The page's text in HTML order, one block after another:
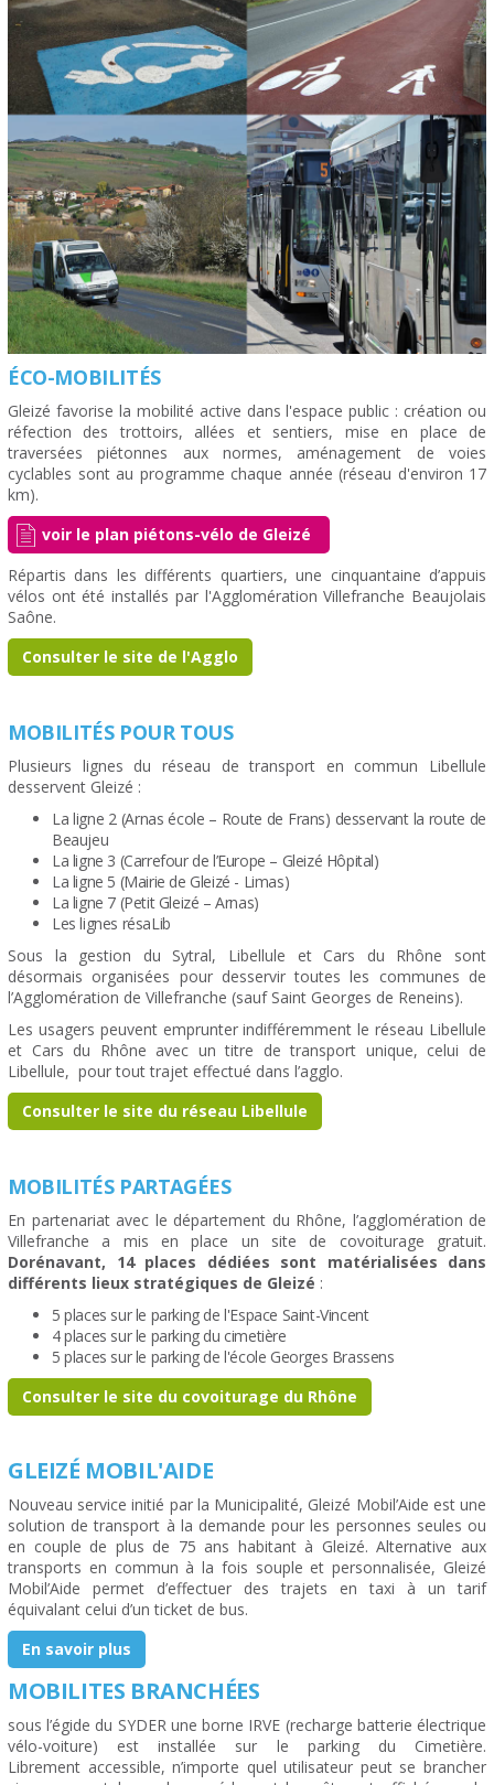
ÉCO-MOBILITÉS
Gleizé favorise la mobilité active dans l'espace public : création ou
réfection des trottoirs, allées et sentiers, mise en place de
traversées piétonnes aux normes, aménagement de voies
cyclables sont au programme chaque année (réseau d'environ 17
km).
voir le plan piétons-vélo de Gleizé
Répartis dans les différents quartiers, une cinquantaine d’appuis
vélos ont été installés par l'Agglomération Villefranche Beaujolais
Saône.
Consulter le site de l'Agglo
MOBILITÉS POUR TOUS
Plusieurs lignes du réseau de transport en commun Libellule
desservent Gleizé :
La ligne 2 (Arnas école – Route de Frans) desservant la route de
Beaujeu
La ligne 3 (Carrefour de l’Europe – Gleizé Hôpital)
La ligne 5 (Mairie de Gleizé - Limas)
La ligne 7 (Petit Gleizé – Arnas)
Les lignes résaLib
Sous la gestion du Sytral, Libellule et Cars du Rhône sont
désormais organisées pour desservir toutes les communes de
l’Agglomération de Villefranche (sauf Saint Georges de Reneins).
Les usagers peuvent emprunter indifféremment le réseau Libellule
et Cars du Rhône avec un titre de transport unique, celui de
Libellule, pour tout trajet effectué dans l’agglo.
Consulter le site du réseau Libellule
MOBILITÉS PARTAGÉES
En partenariat avec le département du Rhône, l’agglomération de
Villefranche a mis en place un site de covoiturage gratuit.
Dorénavant, 14 places dédiées sont matérialisées dans
différents lieux stratégiques de Gleizé :
5 places sur le parking de l'Espace Saint-Vincent
4 places sur le parking du cimetière
5 places sur le parking de l'école Georges Brassens
Consulter le site du covoiturage du Rhône
GLEIZÉ MOBIL'AIDE
Nouveau service initié par la Municipalité, Gleizé Mobil’Aide est une
solution de transport à la demande pour les personnes seules ou
en couple de plus de 75 ans habitant à Gleizé. Alternative aux
transports en commun à la fois souple et personnalisée, Gleizé
Mobil’Aide permet d’effectuer des trajets en taxi à un tarif
équivalant celui d’un ticket de bus.
En savoir plus
MOBILITES BRANCHÉES
sous l’égide du SYDER une borne IRVE (recharge batterie électrique
vélo-voiture) est installée sur le parking du Cimetière.
Librement accessible, n’importe quel utilisateur peut se brancher